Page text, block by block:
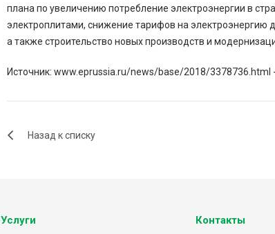
плана по увеличению потребление электроэнергии в
электроплитами, снижение тарифов на
а также строительство новых производств и
Источник: www.eprussia.ru/news/base/2018/3378736.html
Назад к списку
Услуги Контакты